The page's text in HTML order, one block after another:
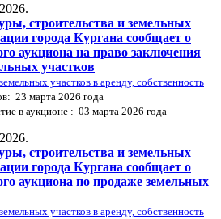
строительства и земельных
города Кургана сообщает о
аукциона на право заключения
участков
участков в аренду, собственность
23 марта 2026 года
в аукционе : 03 марта 2026 года
строительства и земельных
города Кургана сообщает о
аукциона по продаже земельных
участков в аренду, собственность